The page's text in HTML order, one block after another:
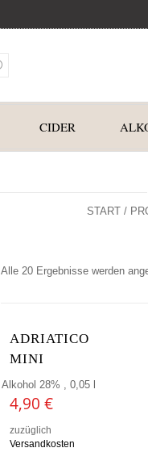
CIDER
START /
Alle 20 Ergebnisse werden
ADRIATICO
MINI
Alkohol 28% , 0,05 l
4,90 €
zuzüglich
Versandkosten